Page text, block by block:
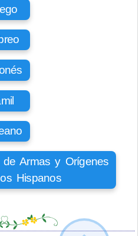
Armas y Orígenes
Hispanos